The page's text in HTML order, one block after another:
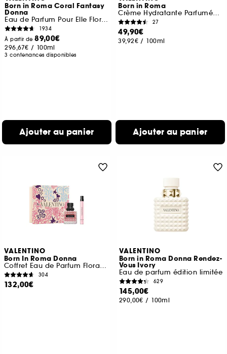
Born in Roma Coral Fantasy
Donna
Eau de Parfum Pour Elle Florale Fruitée
1934
À partir de89,00€
296,67€ / 100ml
3 contenances disponibles
Ajouter au panier
Born in Roma
Crème Hydratante Parfumée Texture Gel Effet Nacré
27
49,90€
39,92€ / 100ml
Ajouter au panier
VALENTINO
Born In Roma Donna
Coffret Eau de Parfum Florale Ambrée pour Femme
304
132,00€
VALENTINO
Born in Roma Donna Rendez-
Vous Ivory
Eau de parfum édition limitée
629
145,00€
290,00€ / 100ml